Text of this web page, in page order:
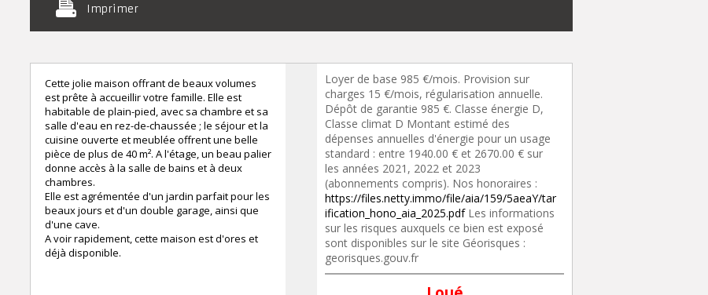
Imprimer
Cette jolie maison offrant de beaux volumes
est prête à accueillir votre famille. Elle est
habitable de plain-pied, avec sa chambre et sa
salle d'eau en rez-de-chaussée ; le séjour et la
cuisine ouverte et meublée offrent une belle
pièce de plus de 40 m². A l'étage, un beau palier
donne accès à la salle de bains et à deux
chambres.
Elle est agrémentée d'un jardin parfait pour les
beaux jours et d'un double garage, ainsi que
d'une cave.
A voir rapidement, cette maison est d'ores et
déjà disponible.
Loyer de base 985 €/mois. Provision sur
charges 15 €/mois, régularisation annuelle.
Dépôt de garantie 985 €. Classe énergie D,
Classe climat D Montant estimé des
dépenses annuelles d'énergie pour un usage
standard : entre 1940.00 € et 2670.00 € sur
les années 2021, 2022 et 2023
(abonnements compris). Nos honoraires :
https://files.netty.immo/file/aia/159/5aeaY/tar
ification_hono_aia_2025.pdfLes informations
sur les risques auxquels ce bien est exposé
sont disponibles sur le site Géorisques :
georisques.gouv.fr